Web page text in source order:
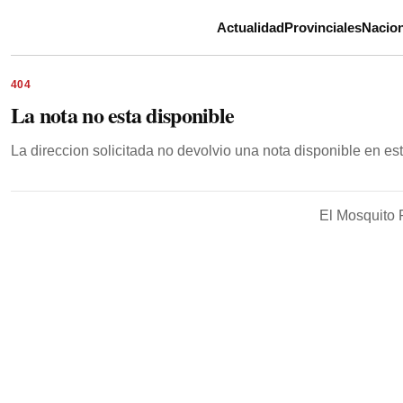
ActualidadProvinciales
404
La nota no esta disponible
La direccion solicitada no devolvio una nota disponible en
El Mosquito